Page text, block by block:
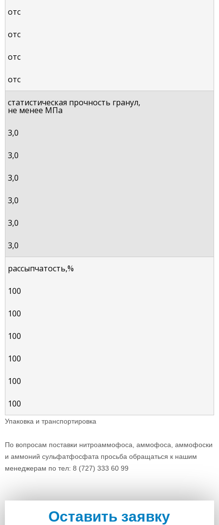
Оставить заявку
отс
отс
отс
отс
статистическая прочность гранул,
не менее МПа
3,0
3,0
3,0
3,0
3,0
3,0
рассыпчатость,%
100
100
100
100
100
100
Упаковка и транспортировка
По вопросам поставки нитроаммофоса, аммофоса, аммофоски
и аммоний сульфатфосфата просьба обращаться к нашим
менеджерам по тел: 8 (727) 333 60 99